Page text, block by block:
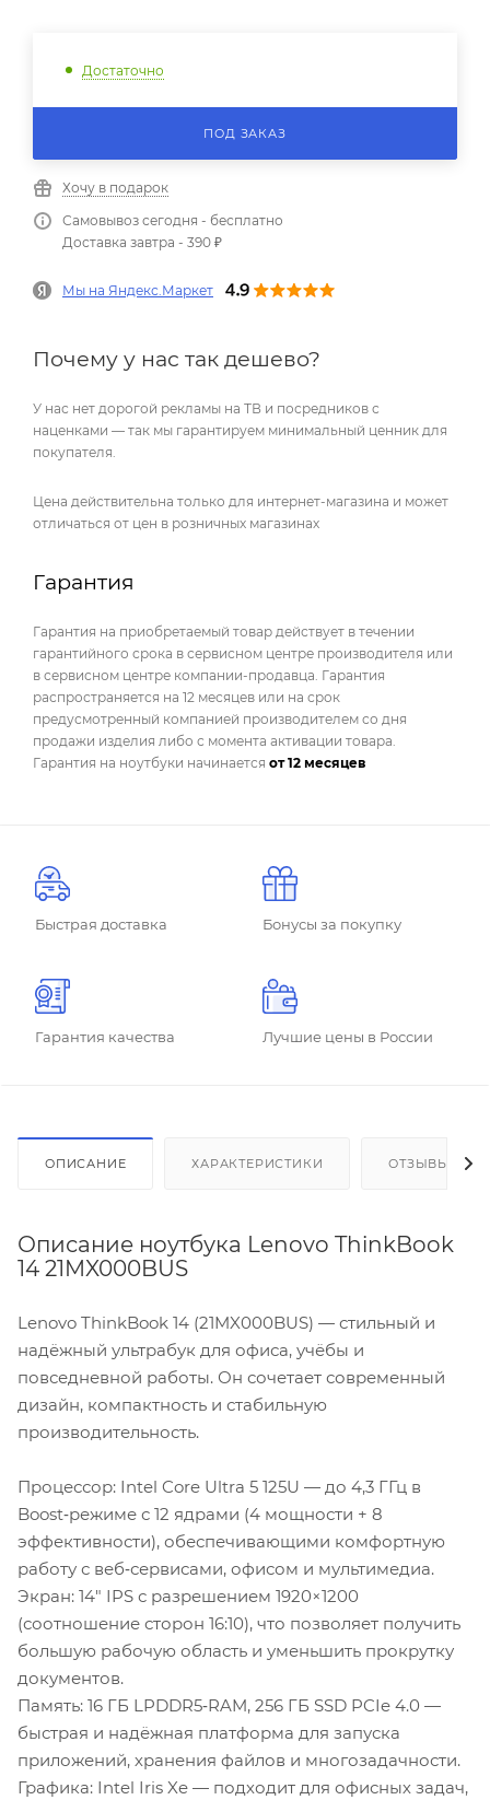
Достаточно
ПОД ЗАКАЗ
Хочу в подарок
Самовывоз сегодня - бесплатно
Доставка завтра - 390 ₽
Мы на Яндекс.Маркет
Почему у нас так дешево?
У нас нет дорогой рекламы на ТВ и посредников с
наценками — так мы гарантируем минимальный ценник для
покупателя.
Цена действительна только для интернет-магазина и может
отличаться от цен в розничных магазинах
Гарантия
Гарантия на приобретаемый товар действует в течении
гарантийного срока в сервисном центре производителя или
в сервисном центре компании-продавца. Гарантия
распространяется на 12 месяцев или на срок
предусмотренный компанией производителем со дня
продажи изделия либо с момента активации товара.
Гарантия на ноутбуки начинается от 12 месяцев
Быстрая доставка Бонусы за покупку
Гарантия качества Лучшие цены в России
ОПИСАНИЕ ХАРАКТЕРИСТИКИ ОТЗЫВЫ
Описание ноутбука Lenovo ThinkBook
14 21MX000BUS
Lenovo ThinkBook 14 (21MX000BUS) — стильный и
надёжный ультрабук для офиса, учёбы и
повседневной работы. Он сочетает современный
дизайн, компактность и стабильную
производительность.
Процессор: Intel Core Ultra 5 125U — до 4,3 ГГц в
Boost‑режиме с 12 ядрами (4 мощности + 8
эффективности), обеспечивающими комфортную
работу с веб‑сервисами, офисом и мультимедиа.
Экран: 14″ IPS с разрешением 1920×1200
(соотношение сторон 16:10), что позволяет получить
большую рабочую область и уменьшить прокрутку
документов.
Память: 16 ГБ LPDDR5‑RAM, 256 ГБ SSD PCIe 4.0 —
быстрая и надёжная платформа для запуска
приложений, хранения файлов и многозадачности.
Графика: Intel Iris Xe — подходит для офисных задач,